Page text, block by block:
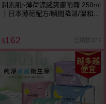
潤素肌~薄荷涼感爽膚噴霧 250ml
｜日本薄荷配方/瞬間降溫/溫和精
$162 已銷售377
越多越
便宜